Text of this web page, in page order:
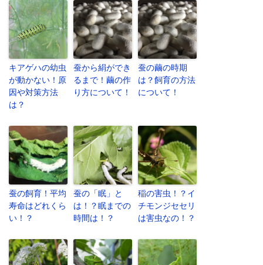
キアゲハの幼虫
が動かない！原
因や対策方法
は？
蚕から絹ができ
るまで！繭の作
り方について！
蚕の繭の時期
は？飼育の方法
について！
蚕の飼育！平均
寿命はどれくら
い！？
蚕の「眠」と
は！？眠までの
時間は！？
稲の害虫！？イ
チモンジセセリ
は害虫なの！？